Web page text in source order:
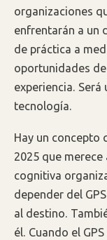
organizaciones
enfrentarán a un
de práctica a
oportunidades
experiencia.
tecnología.
Hay un concepto
2025 que
cognitiva
depender del
al destino.
él. Cuando el